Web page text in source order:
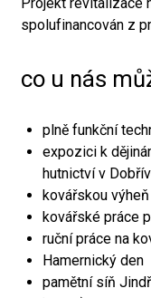
spolufinancován z
co u nás
plně funkční
expozici k
hutnictví v
kovářskou
kovářské práce
ruční práce na
Hamernický den
pamětní síň